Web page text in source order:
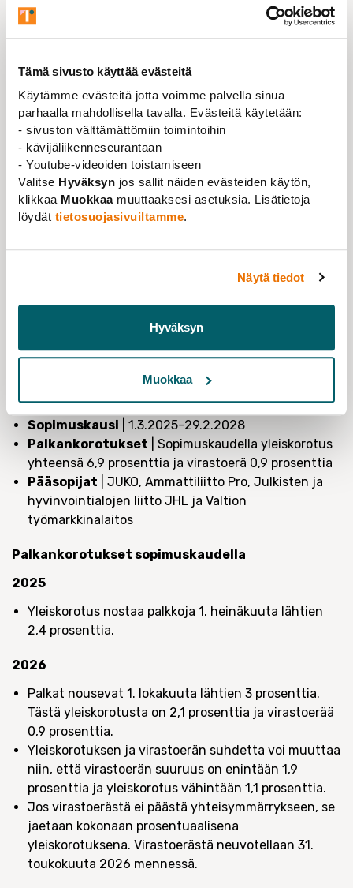
Tämä sivusto käyttää evästeitä
Käytämme evästeitä jotta voimme palvella sinua
parhaalla mahdollisella tavalla. Evästeitä käytetään:
- sivuston välttämättömiin toimintoihin
- kävijäliikenneseurantaan
- Youtube-videoiden toistamiseen
Valitse Hyväksyn jos sallit näiden evästeiden käytön,
klikkaa Muokkaamuuttaaksesi asetuksia. Lisätietoja
löydät tietosuojasivuiltamme.
Näytä tiedot
Hyväksyn
Muokkaa
Ennen tätä kevättä valtiolla on lakkoiltu
nelisenkymmentä vuotta sitten.
neuvottelukunnan puheenjohtaja
ja neuvottelupäällikköMinna Salminenkorostavat,
että JUKO-liittojen jäsenten ja aktiivien toiminta
neuvottelujen vauhdittamiseksi oli ensiarvoisen
tärkeää.
– Lakisääteinen vientimalli on muuttanut
työmarkkinaneuvottelujen logiikkaa. Toimivan sisäisen
ja järjestöjen välisen yhteistyön ansioista pystyimme
laittoivat itsensä likoon oikeudenmukaisten
Tieteentekijöiden valtiosektorilla työskentelevät
sisällöstä.
Valtion virka- ja työehtosopimus
Sopimuskausi | 1.3.2025–29.2.2028
Palkankorotukset | Sopimuskaudella yleiskorotus
yhteensä 6,9 prosenttia ja virastoerä 0,9 prosenttia
Pääsopijat | JUKO, Ammattiliitto Pro, Julkisten ja
hyvinvointialojen liitto JHL ja Valtion
työmarkkinalaitos
Palkankorotukset sopimuskaudella
2025
Yleiskorotus nostaa palkkoja 1. heinäkuuta lähtien
2,4 prosenttia.
2026
Palkat nousevat 1. lokakuuta lähtien 3 prosenttia.
Tästä yleiskorotusta on 2,1 prosenttia ja virastoerää
0,9 prosenttia.
Yleiskorotuksen ja virastoerän suhdetta voi muuttaa
niin, että virastoerän suuruus on enintään 1,9
prosenttia ja yleiskorotus vähintään 1,1 prosenttia.
Jos virastoerästä ei päästä yhteisymmärrykseen, se
jaetaan kokonaan prosentuaalisena
yleiskorotuksena. Virastoerästä neuvotellaan 31.
toukokuuta 2026 mennessä.